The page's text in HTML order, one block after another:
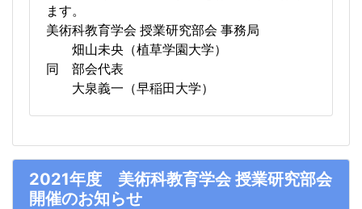
ます。
美術科教育学会 授業研究部会 事務局
畑山未央（植草学園大学）
同 部会代表
大泉義一（早稲田大学）
2021年度 美術科教育学会 授業研究部会
開催のお知らせ